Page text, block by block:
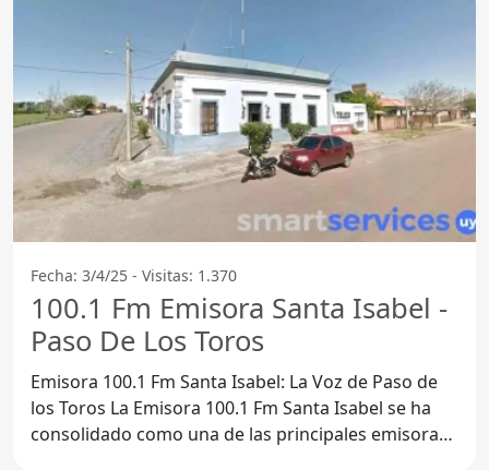
Fecha: 3/4/25 - Visitas: 1.370
100.1 Fm Emisora Santa Isabel -
Paso De Los Toros
Emisora 100.1 Fm Santa Isabel: La Voz de Paso de
los Toros La Emisora 100.1 Fm Santa Isabel se ha
consolidado como una de las principales emisoras